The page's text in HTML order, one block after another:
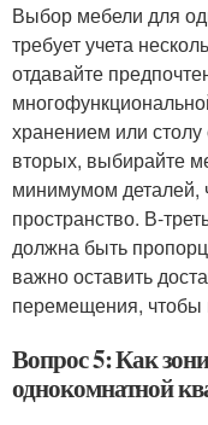
Выбор мебели для
требует учета
отдавайте
хранением или
вторых, выбирайте
минимумом деталей,
пространство. В-
должна быть
важно оставить
перемещения, чтобы
Вопрос 5: Как
однокомнатной